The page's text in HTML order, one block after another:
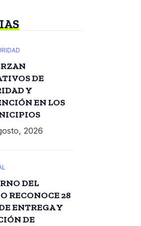
DE
Y
EN LOS
2026
DEL
RECONOCE 28
ENTREGA Y
DE